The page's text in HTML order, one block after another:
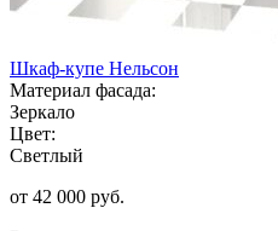
Шкаф-купе Нельсон
Материал фасада:
Зеркало
Цвет:
Светлый
от 42 000 руб.